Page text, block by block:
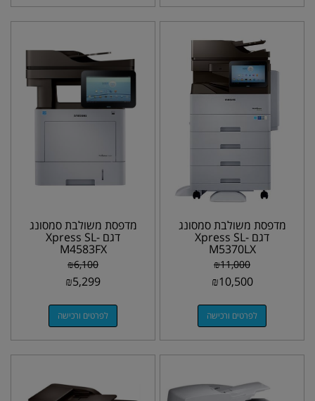
מדפסת משולבת סמסונג
דגם Xpress SL-
M5370LX
₪11,000
₪10,500
לפרטים ורכישה
מדפסת משולבת סמסונג
דגם Xpress SL-
M4583FX
₪6,100
₪5,299
לפרטים ורכישה